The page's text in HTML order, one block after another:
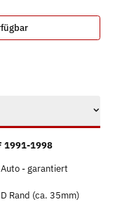
1991-1998
- garantiert
Rand (ca. 35mm)